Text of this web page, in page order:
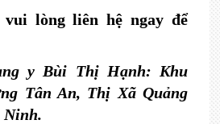
lòng liên hệ ngay để
y Bùi Thị Hạnh: Khu
Tân An, Thị Xã Quảng
Ninh.